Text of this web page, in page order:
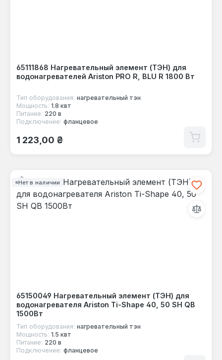
65111868 Нагревательный элемент (ТЭН) для
водонагревателей Ariston PRO R, BLU R 1800 Вт
Тип оборудования: нагревательный тэн
Мощность: 1.8 квт
Питание: 220 в
Подключение: фланцевое
Обычная цена:
1 223,00 ₴
Нет в наличии
65150049 Нагревательный элемент (ТЭН) для
водонагревателя Ariston Ti-Shape 40, 50 SH QB
1500Вт
Тип оборудования: нагревательный тэн
Мощность: 1.5 квт
Питание: 220 в
Подключение: фланцевое